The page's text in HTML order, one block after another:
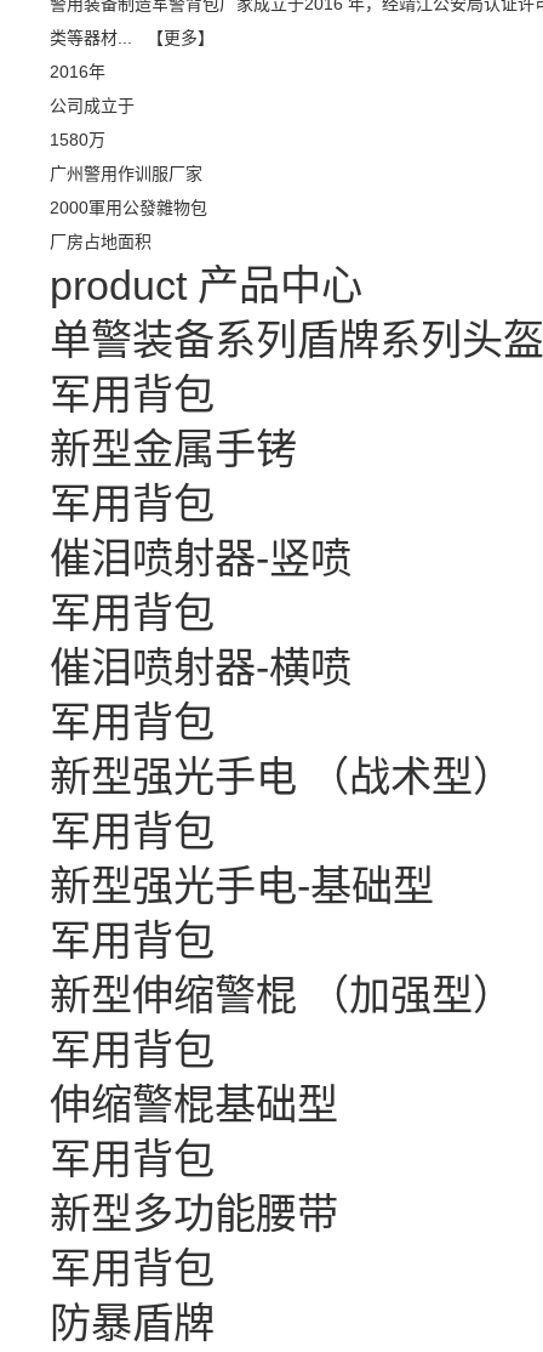
类等器材...
【更多】
2016年
公司成立于
1580万
广州警用作训服厂家
2000軍用公發雜物包
厂房占地面积
product 产品中心
单警装备系列 盾牌系列 头
军用背包
新型金属手铐
军用背包
催泪喷射器-竖喷
军用背包
催泪喷射器-横喷
军用背包
新型强光手电 （战术型）
军用背包
新型强光手电-基础型
军用背包
新型伸缩警棍 （加强型）
军用背包
伸缩警棍基础型
军用背包
新型多功能腰带
军用背包
防暴盾牌